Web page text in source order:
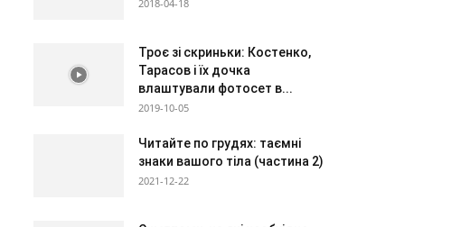
2018-04-18
Троє зі скриньки: Костенко,
Тарасов і їх дочка
влаштували фотосет в...
2019-10-05
Читайте по грудях: таємні
знаки вашого тіла (частина 2)
2021-12-22